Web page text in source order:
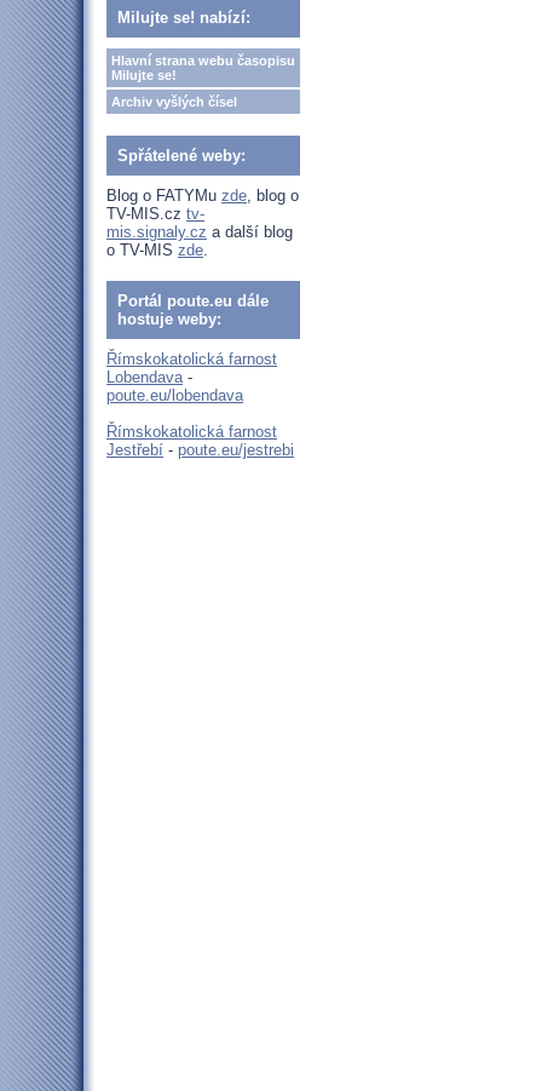
Milujte se! nabízí:
Hlavní strana webu časopisu
Milujte se!
Archiv vyšlých čísel
Spřátelené weby:
Blog o FATYMu zde, blog o
TV-MIS.cz tv-
mis.signaly.cz a další blog
o TV-MIS zde.
Portál poute.eu dále
hostuje weby:
Římskokatolická farnost
Lobendava-
poute.eu/lobendava
Římskokatolická farnost
Jestřebí - poute.eu/jestrebi